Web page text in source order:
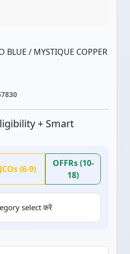
BLUE / MYSTIQUE COPPER
+ Smart
JCOs (6-9)
OFFRs (10-
18)
select करें